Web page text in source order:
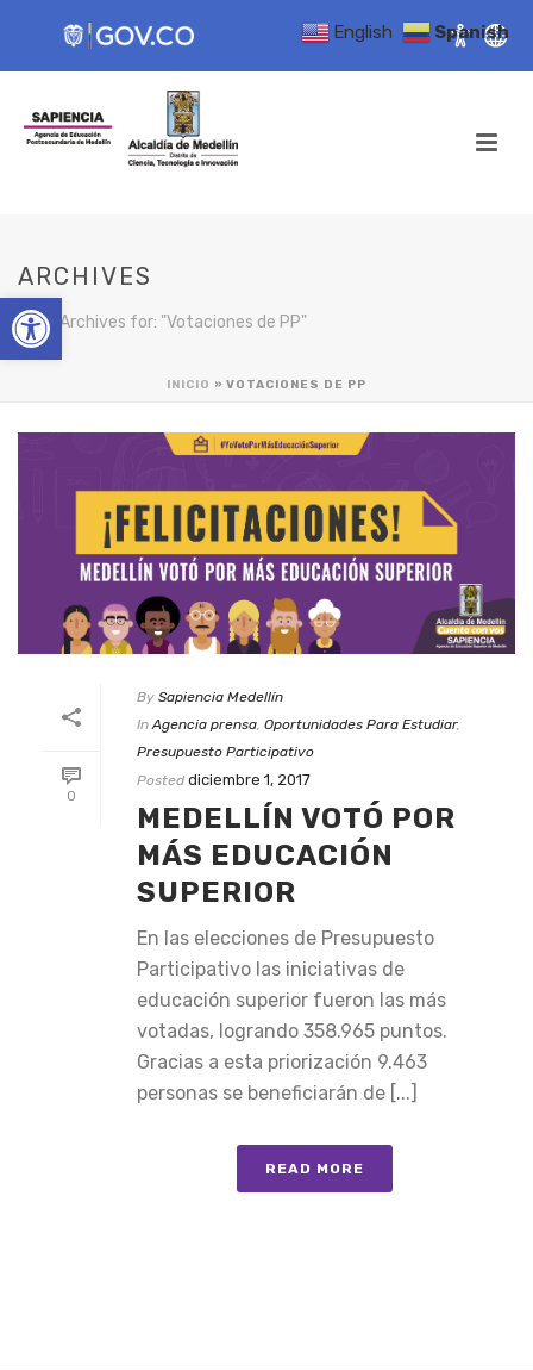
Open toolbar
ARCHIVES
Tag Archives for: "Votaciones de PP"
INICIO » VOTACIONES DE PP
0
By Sapiencia Medellín
In Agencia prensa Oportunidades Para Estudiar,
Presupuesto Participativo
Posted diciembre 1, 2017
MEDELLÍN VOTÓ POR
MÁS EDUCACIÓN
SUPERIOR
En las elecciones de Presupuesto
Participativo las iniciativas de
educación superior fueron las más
votadas, logrando 358.965 puntos.
Gracias a esta priorización 9.463
personas se beneficiarán de [...]
READ MORE
English Spanish